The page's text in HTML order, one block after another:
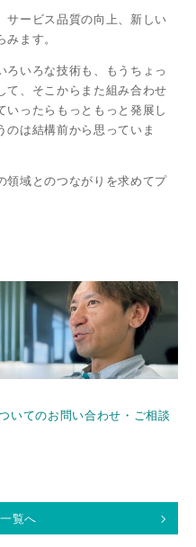
サービス品質の向上、新しい
ます。
ろいろな技術も、もうちょっ
て、そこからまた組み合わせ
いったらもっともっと発展し
のは結構前から思っていま
領域とのつながりを求めてプ
いてのお問い合わせ・ご相談
覧へ